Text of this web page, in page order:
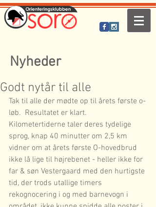
Nyheder
Godt nytår til alle
Tak til alle der mødte op til årets første o-
løb.  Resultatet er klart.
Kilometertiderne taler deres tydelige
sprog, knap 40 minutter om 2,5 km
vidner om at årets første O-hovedbrud
ikke lå lige til højrebenet - heller ikke for
far & søn Vestergaard med den hurtigste
tid, der trods utallige timers
rekognocering i og med barnevogn i